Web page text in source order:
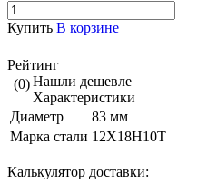
Купить В корзине
Рейтинг
(0)Нашли дешевле
Характеристики
Диаметр
83 мм
Марка стали 12Х18Н10Т
Калькулятор доставки: